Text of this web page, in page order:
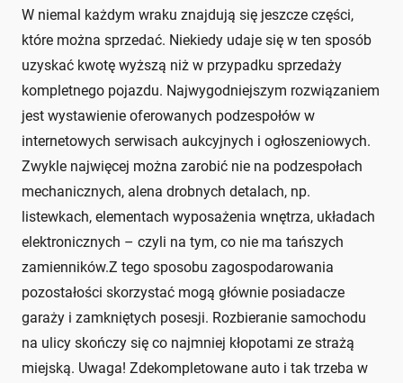
W niemal każdym wraku znajdują się jeszcze części,
które można sprzedać. Niekiedy udaje się w ten sposób
uzyskać kwotę wyższą niż w przypadku sprzedaży
kompletnego pojazdu. Najwygodniejszym rozwiązaniem
jest wystawienie oferowanych podzespołów w
internetowych serwisach aukcyjnych i ogłoszeniowych.
Zwykle najwięcej można zarobić nie na podzespołach
mechanicznych, alena drobnych detalach, np.
listewkach, elementach wyposażenia wnętrza, układach
elektronicznych – czyli na tym, co nie ma tańszych
zamienników.Z tego sposobu zagospodarowania
pozostałości skorzystać mogą głównie posiadacze
garaży i zamkniętych posesji. Rozbieranie samochodu
na ulicy skończy się co najmniej kłopotami ze strażą
miejską. Uwaga! Zdekompletowane auto i tak trzeba w